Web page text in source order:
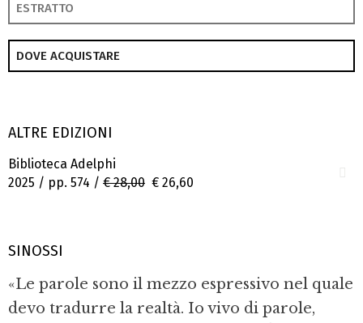
ESTRATTO
DOVE ACQUISTARE
ALTRE EDIZIONI
Biblioteca Adelphi
2025 / pp. 574 / € 28,00 € 26,60
SINOSSI
«Le parole sono il mezzo espressivo nel quale
devo tradurre la realtà. Io vivo di parole,